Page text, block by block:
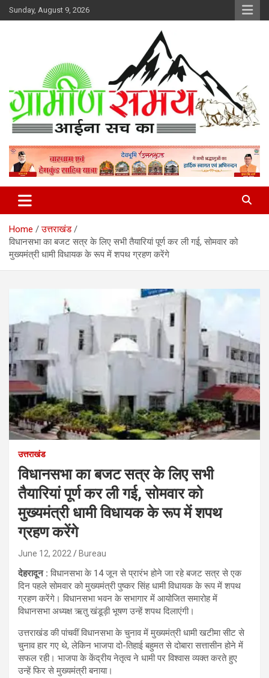
Skip
to
Sunday, August 9, 2026
Gramin Samay
Home
उत्तराखंड
विधानसभा का बजट सत्र के लिए सभी तैयारियां पूर्ण कर ली गई, सोमवार को
मुख्यमंत्री धामी विधायक के रूप में शपथ ग्रहण करेंगे
उत्तराखंड
विधानसभा का बजट सत्र के लिए सभी
तैयारियां पूर्ण कर ली गई, सोमवार को
मुख्यमंत्री धामी विधायक के रूप में शपथ
ग्रहण करेंगे
June 12, 2022 Bureau
देहरादून :विधानसभा के 14 जून से प्रारंभ होने जा रहे बजट सत्र से एक
दिन पहले सोमवार को मुख्यमंत्री पुष्कर सिंह धामी विधायक के रूप में शपथ
ग्रहण करेंगे। विधानसभा भवन के सभागार में आयोजित समारोह में
विधानसभा अध्यक्ष ऋतु खंडूड़ी भूषण उन्हें शपथ दिलाएंगी।
उत्तराखंड की पांचवीं विधानसभा के चुनाव में मुख्यमंत्री धामी खटीमा सीट से
चुनाव हार गए थे, लेकिन भाजपा दो-तिहाई बहुमत से दोबारा सत्तासीन होने में
सफल रही। भाजपा के केंद्रीय नेतृत्व ने धामी पर विश्वास व्यक्त करते हुए
उन्हें फिर से मुख्यमंत्री बनाया।